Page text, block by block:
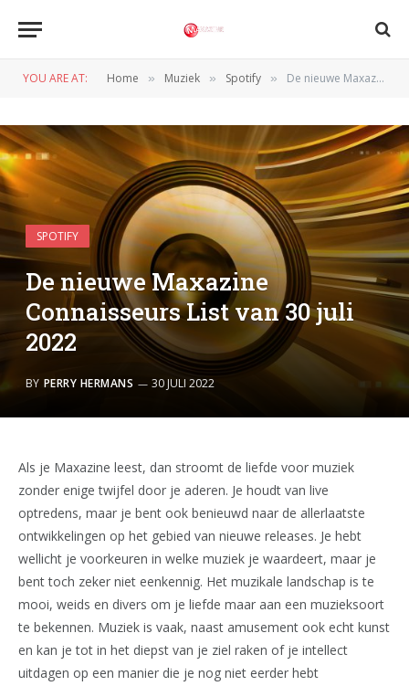
YOU ARE AT: Home » Muziek » Spotify » De nieuwe Maxazine Connaisseurs List van 30 juli 2022
SPOTIFY
De nieuwe Maxazine
Connaisseurs List van 30 juli
2022
BY PERRY HERMANS 30 JULI 2022
Als je Maxazine leest, dan stroomt de liefde voor muziek
zonder enige twijfel door je aderen. Je houdt van live
optredens, maar je bent ook benieuwd naar de allerlaatste
ontwikkelingen op het gebied van nieuwe releases. Je hebt
wellicht je voorkeuren in welke muziek je waardeert, maar je
bent toch zeker niet eenkennig. Het muzikale landschap is te
mooi, weids en divers om je liefde maar aan een muzieksoort
te bekennen. Muziek is vaak, naast amusement ook echt kunst
en kan je tot in het diepst van je ziel raken of je intellect
uitdagen op een manier die je nog niet eerder hebt